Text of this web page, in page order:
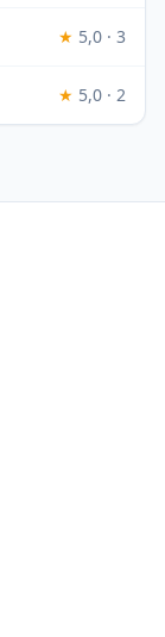
★ 5,0 · 3
★ 5,0 · 2